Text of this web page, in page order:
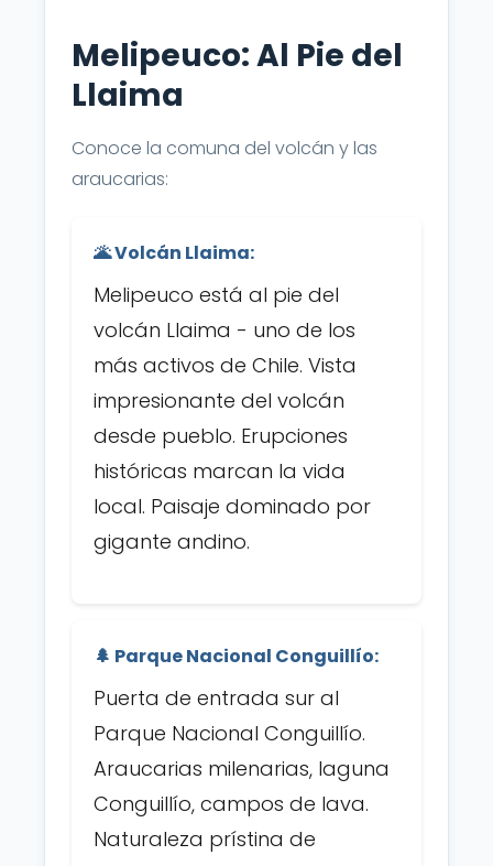
Melipeuco: Al Pie del
Llaima
Conoce la comuna del volcán y las
araucarias:
🌋 Volcán Llaima:
Melipeuco está al pie del
volcán Llaima - uno de los
más activos de Chile. Vista
impresionante del volcán
desde pueblo. Erupciones
históricas marcan la vida
local. Paisaje dominado por
gigante andino.
🌲 Parque Nacional Conguillío:
Puerta de entrada sur al
Parque Nacional Conguillío.
Araucarias milenarias, laguna
Conguillío, campos de lava.
Naturaleza prístina de